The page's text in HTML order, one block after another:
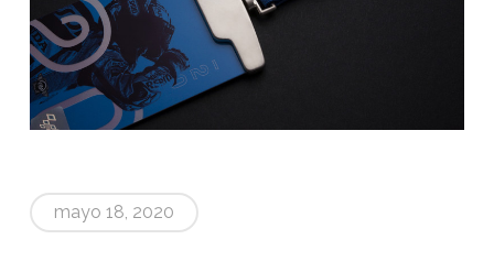
mayo 18, 2020